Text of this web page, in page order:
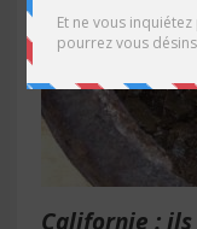
Californie :